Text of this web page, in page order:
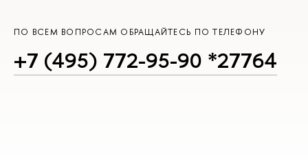
ПО ВСЕМ ВОПРОСАМ ОБРАЩАЙТЕСЬ ПО ТЕЛЕФОНУ
+7 (495) 772-95-90 *27764